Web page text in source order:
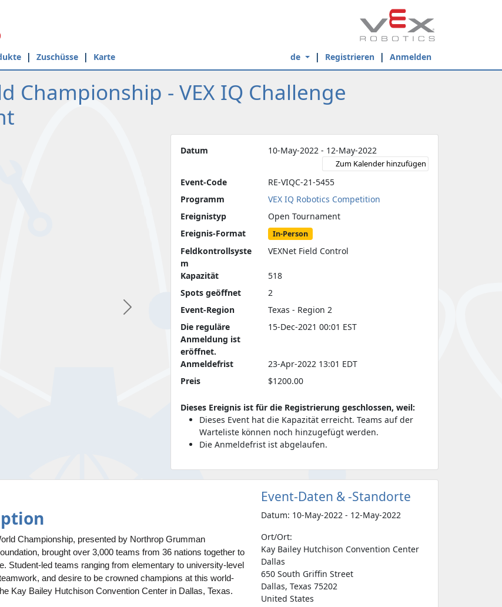
Zuschüsse Karte de Registrieren Anmelden
Championship - VEX IQ Challenge
Nächste
Datum 10-May-2022 - 12-May-2022
Zum Kalender hinzufügen
Event-Code
RE-VIQC-21-5455
Programm
VEX IQ Robotics Competition
Ereignistyp
Open Tournament
Ereignis-Format
In-Person
Feldkontrollsyste
m
VEXNet Field Control
Kapazität
518
Spots geöffnet
2
Event-Region
Texas - Region 2
Die reguläre
Anmeldung ist
eröffnet.
15-Dec-2021 00:01 EST
Anmeldefrist
23-Apr-2022 13:01 EDT
Preis
$1200.00
Dieses Ereignis ist für die Registrierung geschlossen, weil:
Dieses Event hat die Kapazität erreicht. Teams auf der
Warteliste können noch hinzugefügt werden.
Die Anmeldefrist ist abgelaufen.
Championship, presented by Northrop Grumman
brought over 3,000 teams from 36 nations together to
Student-led teams ranging from elementary to university-level
and desire to be crowned champions at this world-
Kay Bailey Hutchison Convention Center in Dallas, Texas.
Event-Daten & -Standorte
Datum: 10-May-2022 - 12-May-2022
Ort/Ort:
Kay Bailey Hutchison Convention Center
Dallas
650 South Griffin Street
Dallas, Texas 75202
United States